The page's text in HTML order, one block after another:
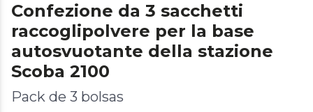
Confezione da 3 sacchetti
raccoglipolvere per la base
autosvuotante della stazione
Scoba 2100
Pack de 3 bolsas